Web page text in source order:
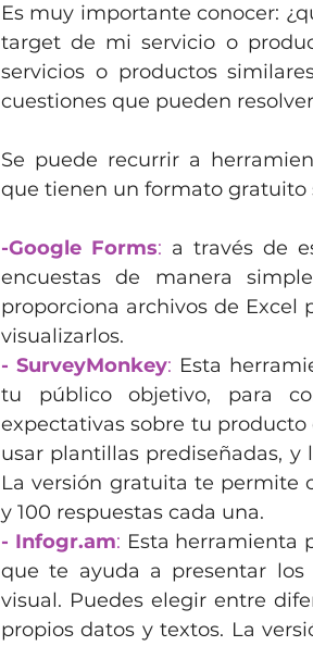
Es muy importante conocer:
target de mi servicio o
servicios o productos
cuestiones que pueden
Se puede recurrir a
que tienen un formato gratuito
-Google Forms: a través de
encuestas de manera
proporciona archivos de Excel
visualizarlos.
- SurveyMonkey: Esta
tu público objetivo, para
expectativas sobre tu
usar plantillas prediseñadas, y
La versión gratuita te permite
y 100 respuestas cada una.
- Infogr.am: Esta herramienta
que te ayuda a presentar
visual. Puedes elegir entre
propios datos y textos. La